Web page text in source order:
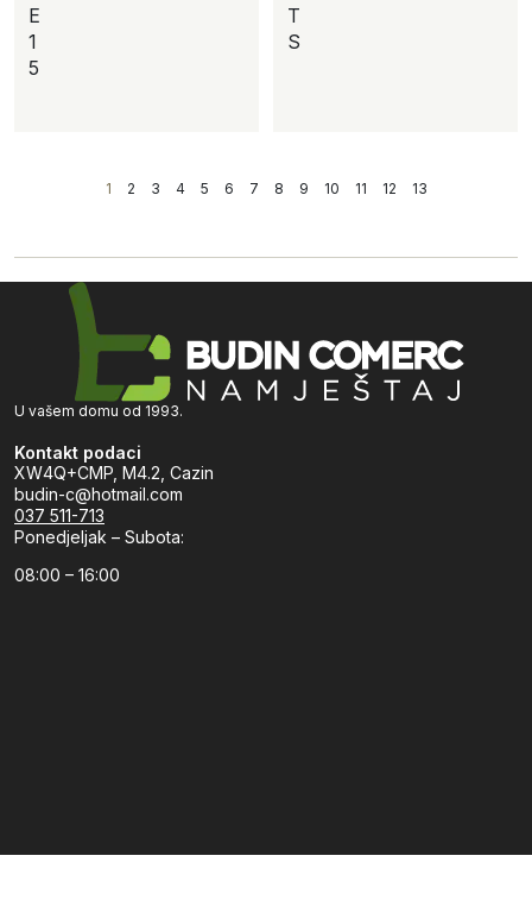
E
1
5
T
S
1 2 3 4 5 6 7 8 9 10 11 12 13
U vašem domu od 1993.
Kontakt podaci
XW4Q+CMP, M4.2, Cazin
budin-c@hotmail.com
037 511-713
Ponedjeljak – Subota:
08:00 – 16:00